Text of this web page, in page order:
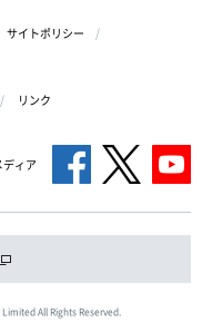
サイトポリシー
リンク
ディア
All Rights Reserved.